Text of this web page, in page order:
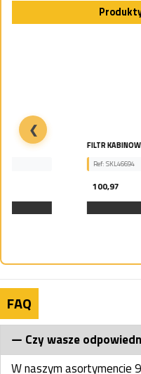
FILTR KABINOWY SF SKL46694
❮
FAQ
Czy wasze
W naszym asortymencie